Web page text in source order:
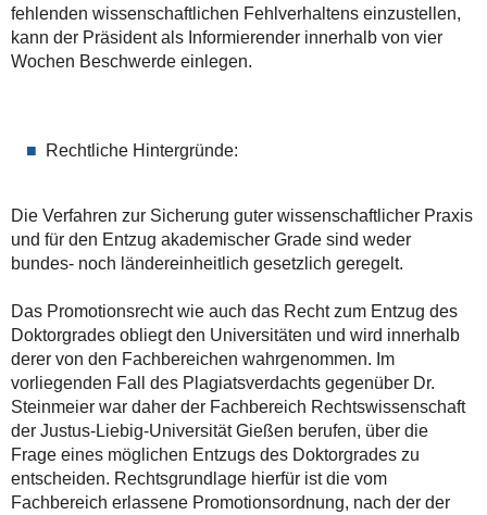
fehlenden wissenschaftlichen Fehlverhaltens einzustellen,
kann der Präsident als Informierender innerhalb von vier
Wochen Beschwerde einlegen.
Rechtliche Hintergründe:
Die Verfahren zur Sicherung guter wissenschaftlicher Praxis
und für den Entzug akademischer Grade sind weder
bundes- noch ländereinheitlich gesetzlich geregelt.
Das Promotionsrecht wie auch das Recht zum Entzug des
Doktorgrades obliegt den Universitäten und wird innerhalb
derer von den Fachbereichen wahrgenommen. Im
vorliegenden Fall des Plagiatsverdachts gegenüber Dr.
Steinmeier war daher der Fachbereich Rechtswissenschaft
der Justus-Liebig-Universität Gießen berufen, über die
Frage eines möglichen Entzugs des Doktorgrades zu
entscheiden. Rechtsgrundlage hierfür ist die vom
Fachbereich erlassene Promotionsordnung, nach der der